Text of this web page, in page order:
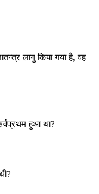
लागु किया गया है, वह
हुआ था?